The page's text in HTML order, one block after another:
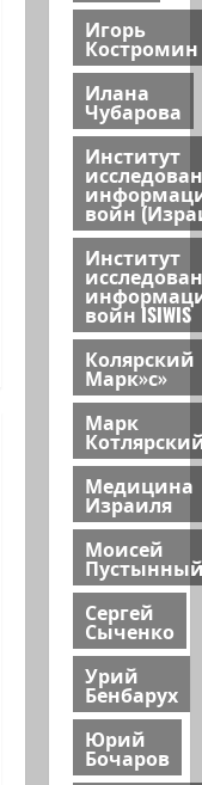
Игорь
Костромин
Илана
Чубарова
Институт
войн
Институт
войн ISIWIS
Колярский
Марк»с»
Марк
Медицина
Израиля
Моисей
Сергей
Сыченко
Урий
Бенбарух
Юрий
Бочаров